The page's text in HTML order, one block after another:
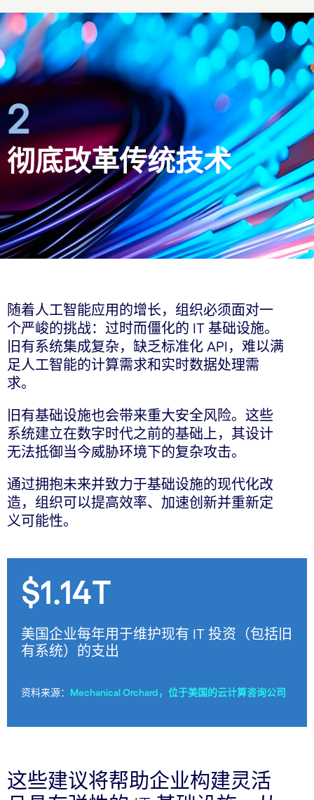
2
彻底改革传统技术
随着人工智能应用的增长，组织必须面对一
个严峻的挑战：过时而僵化的 IT 基础设施。
旧有系统集成复杂，缺乏标准化 API，难以满
足人工智能的计算需求和实时数据处理需
求。
旧有基础设施也会带来重大安全风险。这些
系统建立在数字时代之前的基础上，其设计
无法抵御当今威胁环境下的复杂攻击。
通过拥抱未来并致力于基础设施的现代化改
造，组织可以提高效率、加速创新并重新定
义可能性。
$1.14T
美国企业每年用于维护现有 IT 投资（包括旧
有系统）的支出
资料来源： Mechanical Orchard，位于美国的云计算咨询公司
这些建议将帮助企业构建灵活